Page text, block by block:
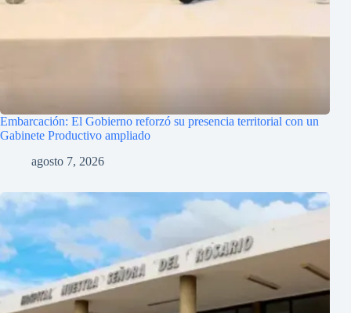
Embarcación: El Gobierno reforzó su presencia territorial con un
Gabinete Productivo ampliado
agosto 7, 2026